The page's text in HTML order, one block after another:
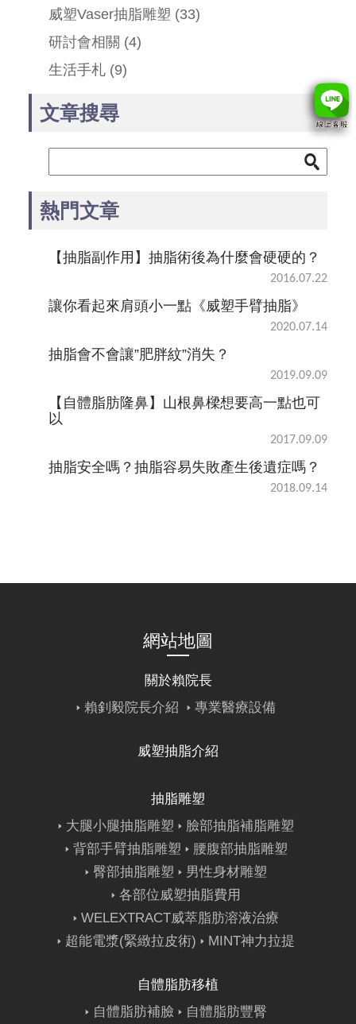
威塑Vaser抽脂雕塑 (33)
研討會相關 (4)
生活手札 (9)
文章搜尋
熱門文章
【抽脂副作用】抽脂術後為什麼會硬硬的？
2016.07.22
讓你看起來肩頭小一點《威塑手臂抽脂》
2020.07.14
抽脂會不會讓”肥胖紋”消失？
2019.09.09
【自體脂肪隆鼻】山根鼻樑想要高一點也可
以
2017.09.09
抽脂安全嗎？抽脂容易失敗產生後遺症嗎？
2018.09.14
網站地圖
關於賴院長
賴釗毅院長介紹
專業醫療設備
威塑抽脂介紹
抽脂雕塑
大腿小腿抽脂雕塑
臉部抽脂補脂雕塑
背部手臂抽脂雕塑
腰腹部抽脂雕塑
臀部抽脂雕塑
男性身材雕塑
各部位威塑抽脂費用
WELEXTRACT威萃脂肪溶液治療
超能電漿(緊緻拉皮術)
MINT神力拉提
自體脂肪移植
自體脂肪補臉
自體脂肪豐臀